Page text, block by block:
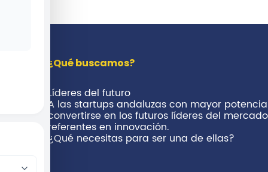
¿Qué buscamos?
Líderes del futuro
A las startups andaluzas con mayor
convertirse en los futuros líderes del
referentes en innovación.
¿Qué necesitas para ser una de ellas?